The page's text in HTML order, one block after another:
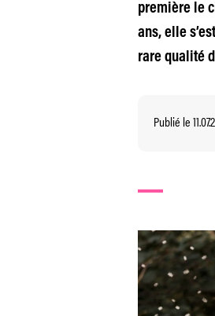
première le
ans, elle
rare qualité
Publié le